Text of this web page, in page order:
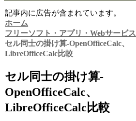
記事内に広告が含まれています。
ホーム
フリーソフト・アプリ・Webサービス
セル同士の掛け算-OpenOfficeCalc、
LibreOfficeCalc比較
セル同士の掛け算-
OpenOfficeCalc、
LibreOfficeCalc比較